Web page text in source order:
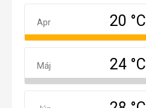
Apríl
Apr 20 °C
Máj
Máj 24 °C